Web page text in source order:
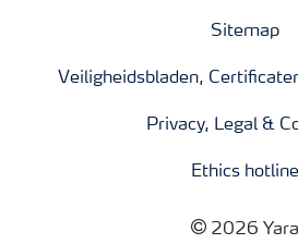
Sitemap
Veiligheidsbladen,
Privacy, Legal &
Ethics hotline
2026 Yara